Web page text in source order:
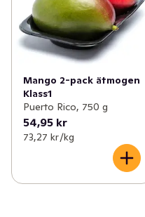
Mango 2-pack ätmogen
Klass1
Puerto Rico, 750 g
54,95 kr
73,27 kr /kg